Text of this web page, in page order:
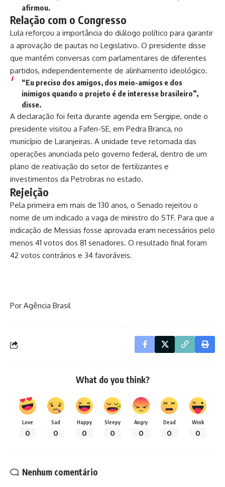
afirmou.
Relação com o Congresso
Lula reforçou a importância do diálogo político para garantir
a aprovação de pautas no Legislativo. O presidente disse
que mantém conversas com parlamentares de diferentes
partidos, independentemente de alinhamento ideológico.
“Eu preciso dos amigos, dos meio-amigos e dos
inimigos quando o projeto é de interesse brasileiro”,
disse.
A declaração foi feita durante agenda em Sergipe, onde o
presidente visitou a Fafen-SE, em Pedra Branca, no
município de Laranjeiras. A unidade teve retomada das
operações anunciada pelo governo federal, dentro de um
plano de reativação do setor de fertilizantes e
investimentos da Petrobras no estado.
Rejeição
Pela primeira em mais de 130 anos, o Senado rejeitou o
nome de um indicado a vaga de ministro do STF. Para que a
indicação de Messias fosse aprovada eram necessários pelo
menos 41 votos dos 81 senadores. O resultado final foram
42 votos contrários e 34 favoráveis.
Por Agência Brasil
What do you think?
Love
0
Sad
0
Happy
0
Sleepy
0
Angry
0
Dead
0
Wink
0
Nenhum comentário